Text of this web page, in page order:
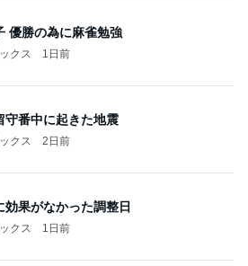
優勝の為に麻雀勉強
クス 1日前
守番中に起きた地震
クス 2日前
効果がなかった調整日
クス 1日前